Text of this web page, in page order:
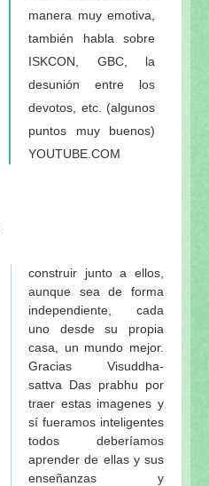
manera muy emotiva,
también habla sobre
ISKCON, GBC, la
desunión entre los
devotos, etc. (algunos
puntos muy buenos)
YOUTUBE.COM